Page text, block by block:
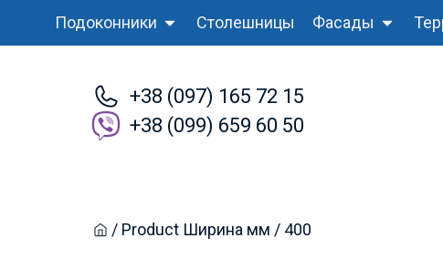
Подоконники Столешницы Фасады
+38 (097) 165 72 15
+38 (099) 659 60 50
Home
/ Product Ширина мм / 400